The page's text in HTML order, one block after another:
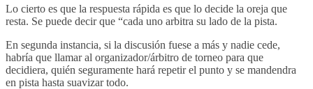
Lo cierto es que la respuesta rápida es que lo decide la oreja que
resta. Se puede decir que “cada uno arbitra su lado de la pista.
En segunda instancia, si la discusión fuese a más y nadie cede,
habría que llamar al organizador/árbitro de torneo para que
decidiera, quién seguramente hará repetir el punto y se mandendra
en pista hasta suavizar todo.